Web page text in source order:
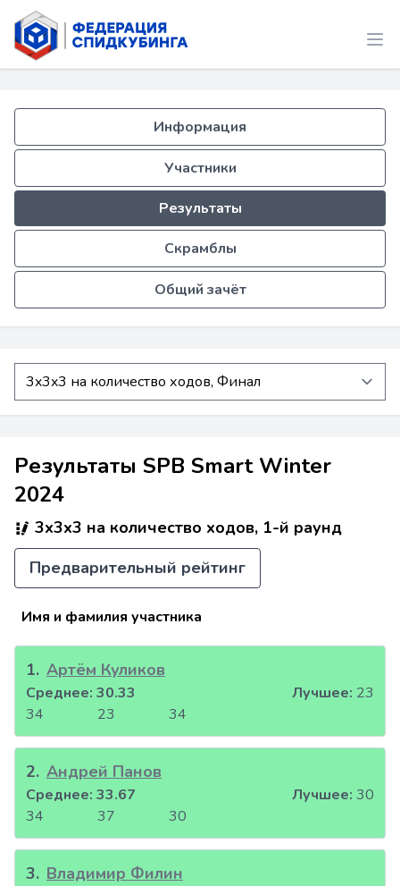
Информация
Участники
Результаты
Скрамблы
Общий зачёт
Результаты SPB Smart Winter
2024
3x3x3 на количество ходов, 1-й раунд
Предварительный рейтинг
Имя и фамилия участника
1. Артём Куликов
34 23 34
Среднее: 30.33 Лучшее: 23
2. Андрей Панов
34 37 30
Среднее: 33.67 Лучшее: 30
3. Владимир Филин